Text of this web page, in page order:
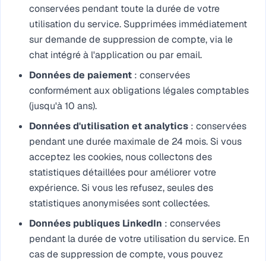
conservées pendant toute la durée de votre
utilisation du service. Supprimées immédiatement
sur demande de suppression de compte, via le
chat intégré à l'application ou par email.
Données de paiement : conservées
conformément aux obligations légales comptables
(jusqu'à 10 ans).
Données d'utilisation et analytics : conservées
pendant une durée maximale de 24 mois. Si vous
acceptez les cookies, nous collectons des
statistiques détaillées pour améliorer votre
expérience. Si vous les refusez, seules des
statistiques anonymisées sont collectées.
Données publiques LinkedIn : conservées
pendant la durée de votre utilisation du service. En
cas de suppression de compte, vous pouvez